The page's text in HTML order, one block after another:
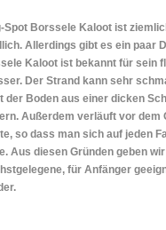
Spot Borssele Kaloot ist
Allerdings gibt es ein paar
Kaloot ist bekannt für sein
Der Strand kann sehr
der Boden aus einer dicken
Außerdem verläuft vor dem
so dass man sich auf jeden
Aus diesen Gründen geben
für Anfänger
.